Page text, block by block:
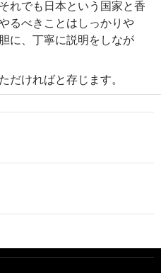
れでも日本という国家と香
るべきことはしっかりや
に、丁寧に説明をしなが
だければと存じます。